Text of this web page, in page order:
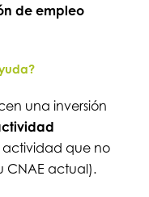
de empleo
una inversión
actividad que no
CNAE actual).